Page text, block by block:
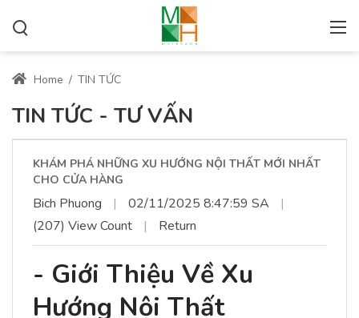
Home / TIN TỨC
TIN TỨC - TƯ VẤN
KHÁM PHÁ NHỮNG XU HƯỚNG NỘI THẤT MỚI NHẤT
CHO CỬA HÀNG
Bich Phuong | 02/11/2025 8:47:59 SA
|
(207) View Count
| Return
- Giới Thiệu Về Xu
Hướng Nội Thất